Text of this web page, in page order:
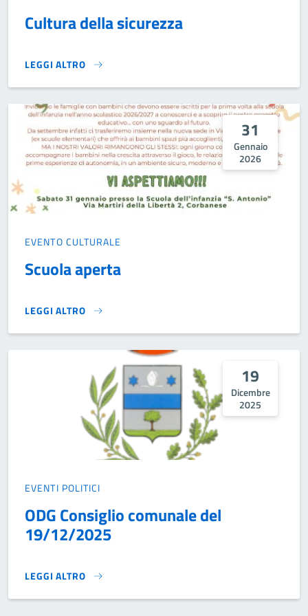
Cultura della sicurezza
LEGGI ALTRO
CULTURA DELLA SICUREZZA}
31
Gennaio
2026
EVENTO CULTURALE
Scuola aperta
LEGGI ALTRO
SCUOLA APERTA}
19
Dicembre
2025
EVENTI POLITICI
ODG Consiglio comunale del
19/12/2025
LEGGI ALTRO
ODG CONSIGLIO COMUNALE DEL 19/12/2025}